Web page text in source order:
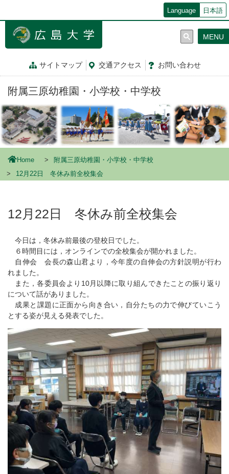
ン
動
Language 日本語
サイトマップ 交通アクセス お問い合わせ
MENU
附属三原幼稚園・小学校・中学校
Home
附属三原幼稚園・小学校・中学校
12月22日 冬休み前全校集会
12月22日 冬休み前全校集会
今日は，冬休み前最後の登校日でした。
６時間目には，オンラインでの全校集会が開かれました。
自伸会 会長の森山君より，今年度の自伸会の方針説明が行わ
れました。
また，各委員会より10月以降に取り組んできたことの振り返り
について話がありました。
成果と課題に正面から向き合い，自分たちの力で伸びていこう
とする姿が見える発表でした。